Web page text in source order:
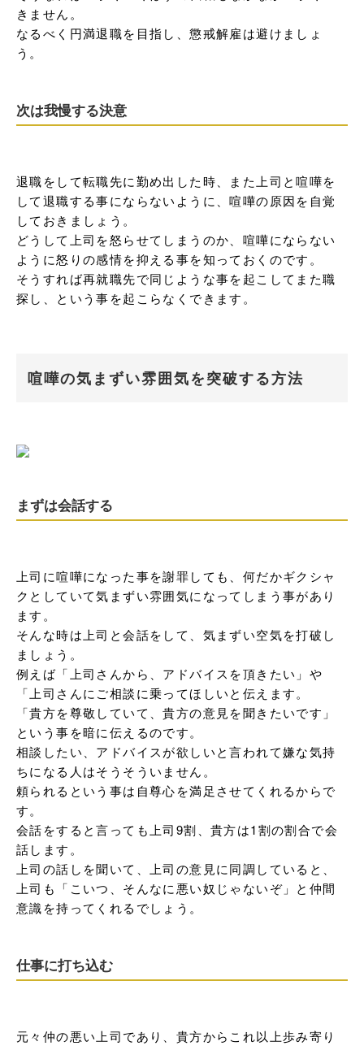
きません。
なるべく円満退職を目指し、懲戒解雇は避けましょ
う。
次は我慢する決意
退職をして転職先に勤め出した時、また上司と喧嘩を
して退職する事にならないように、喧嘩の原因を自覚
しておきましょう。
どうして上司を怒らせてしまうのか、喧嘩にならない
ように怒りの感情を抑える事を知っておくのです。
そうすれば再就職先で同じような事を起こしてまた職
探し、という事を起こらなくできます。
喧嘩の気まずい雰囲気を突破する方法
まずは会話する
上司に喧嘩になった事を謝罪しても、何だかギクシャ
クとしていて気まずい雰囲気になってしまう事があり
ます。
そんな時は上司と会話をして、気まずい空気を打破し
ましょう。
例えば「上司さんから、アドバイスを頂きたい」や
「上司さんにご相談に乗ってほしいと伝えます。
「貴方を尊敬していて、貴方の意見を聞きたいです」
という事を暗に伝えるのです。
相談したい、アドバイスが欲しいと言われて嫌な気持
ちになる人はそうそういません。
頼られるという事は自尊心を満足させてくれるからで
す。
会話をすると言っても上司9割、貴方は1割の割合で会
話します。
上司の話しを聞いて、上司の意見に同調していると、
上司も「こいつ、そんなに悪い奴じゃないぞ」と仲間
意識を持ってくれるでしょう。
仕事に打ち込む
元々仲の悪い上司であり、貴方からこれ以上歩み寄り